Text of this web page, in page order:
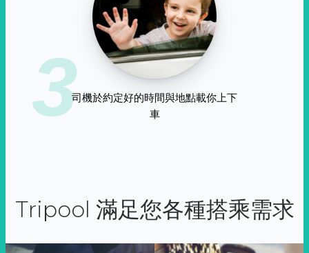
3司機於約定好的時間與地點載你上下
車
Tripool 滿足您各種搭乘需求